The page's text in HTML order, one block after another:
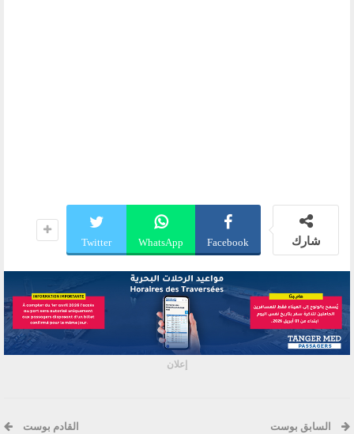
شارك Facebook
WhatsApp
Twitter
إعلان
السابق بوست القادم بوست